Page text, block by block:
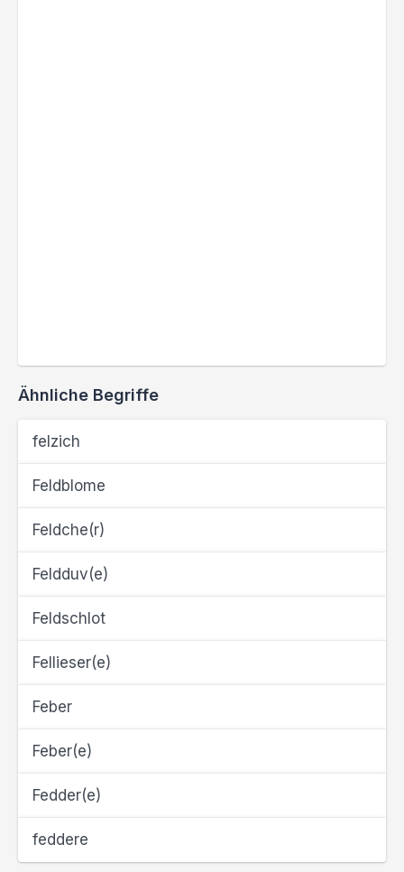
Ähnliche Begriffe
felzich
Feldblome
Feldche(r)
Feldduv(e)
Feldschlot
Fellieser(e)
Feber
Feber(e)
Fedder(e)
feddere